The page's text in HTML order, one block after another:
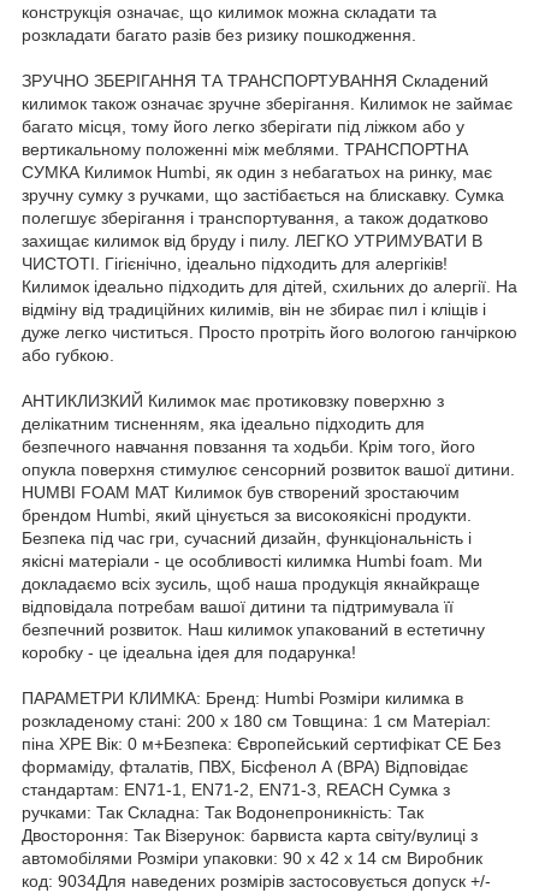
конструкція означає, що килимок можна складати та
розкладати багато разів без ризику пошкодження.
ЗРУЧНО ЗБЕРІГАННЯ ТА ТРАНСПОРТУВАННЯ Складений
килимок також означає зручне зберігання. Килимок не займає
багато місця, тому його легко зберігати під ліжком або у
вертикальному положенні між меблями. ТРАНСПОРТНА
СУМКА Килимок Humbi, як один з небагатьох на ринку, має
зручну сумку з ручками, що застібається на блискавку. Сумка
полегшує зберігання і транспортування, а також додатково
захищає килимок від бруду і пилу. ЛЕГКО УТРИМУВАТИ В
ЧИСТОТІ. Гігієнічно, ідеально підходить для алергіків!
Килимок ідеально підходить для дітей, схильних до алергії. На
відміну від традиційних килимів, він не збирає пил і кліщів і
дуже легко чиститься. Просто протріть його вологою ганчіркою
або губкою.
АНТИКЛИЗКИЙ Килимок має протиковзку поверхню з
делікатним тисненням, яка ідеально підходить для
безпечного навчання повзання та ходьби. Крім того, його
опукла поверхня стимулює сенсорний розвиток вашої дитини.
HUMBI FOAM MAT Килимок був створений зростаючим
брендом Humbi, який цінується за високоякісні продукти.
Безпека під час гри, сучасний дизайн, функціональність і
якісні матеріали - це особливості килимка Humbi foam. Ми
докладаємо всіх зусиль, щоб наша продукція якнайкраще
відповідала потребам вашої дитини та підтримувала її
безпечний розвиток. Наш килимок упакований в естетичну
коробку - це ідеальна ідея для подарунка!
ПАРАМЕТРИ КЛИМКА: Бренд: Humbi Розміри килимка в
розкладеному стані: 200 x 180 см Товщина: 1 см Матеріал:
піна XPE Вік: 0 м+Безпека: Європейський сертифікат CE Без
формаміду, фталатів, ПВХ, Бісфенол А (BPA) Відповідає
стандартам: EN71-1, EN71-2, EN71-3, REACH Сумка з
ручками: Так Складна: Так Водонепроникність: Так
Двостороння: Так Візерунок: барвиста карта світу/вулиці з
автомобілями Розміри упаковки: 90 x 42 x 14 см Виробник
код: 9034Для наведених розмірів застосовується допуск +/-